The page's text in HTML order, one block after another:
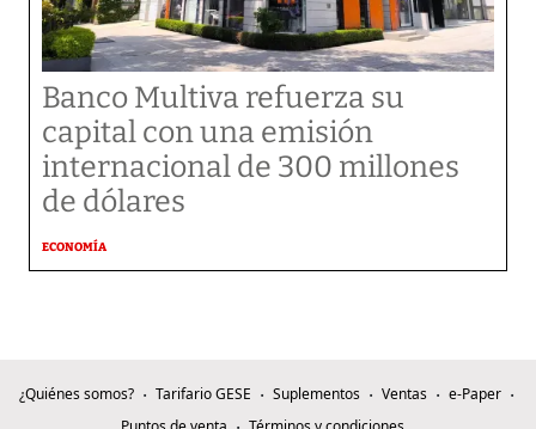
Banco Multiva refuerza su
capital con una emisión
internacional de 300 millones
de dólares
ECONOMÍA
¿Quiénes somos? Tarifario GESE Suplementos Ventas
e-Paper